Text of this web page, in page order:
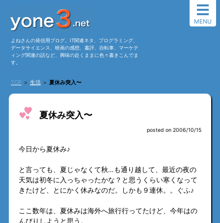
よねさんの発信用ブログ。IT関連ネタ、プログラミング、
データサイエンス、映画の感想、書評、自転車、マーケテ
ィング関連の話など、興味の赴くままに色々書きこんでま
す。
TOP ＞ 生活 ＞ 夏休み突入〜
MENU
夏休み突入〜
posted on 2006/10/15
今日から夏休み♪
と言っても、夏じゃなくて秋…も通り越して、最近の夜の
天気は初冬に入っちゃったかな？と思うくらい寒くなって
きたけど、とにかく休みなのだ。しかも９連休。。ぐふ♪
ここ数年は、夏休みは海外へ旅行行ってたけど、今年はの
んびりしようと思う。